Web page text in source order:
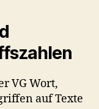
VG Wort,
auf Texte